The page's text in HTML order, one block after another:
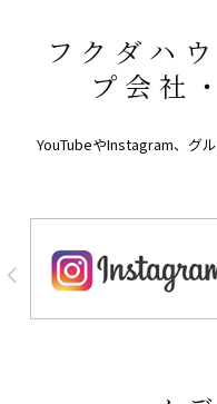
フクダハ
プ会社
YouTubeやInstagram、グ